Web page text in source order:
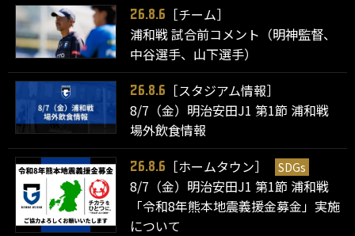
26.8.6
［チーム］
浦和戦 試合前コメント（明神監督、
中谷選手、山下選手）
26.8.6
［スタジアム情報］
8/7（金）明治安田J1 第1節 浦和戦
場外飲食情報
26.8.6 ［ホームタウン］ SDGs
8/7（金）明治安田J1 第1節 浦和戦
「令和8年熊本地震義援金募金」実施
について